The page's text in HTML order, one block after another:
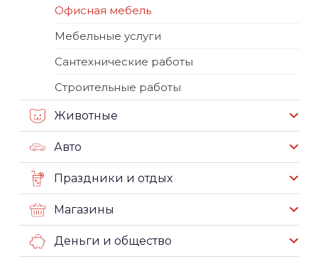
Офисная мебель
Мебельные услуги
Сантехнические работы
Строительные работы
Животные
Авто
Праздники и отдых
Магазины
Деньги и общество